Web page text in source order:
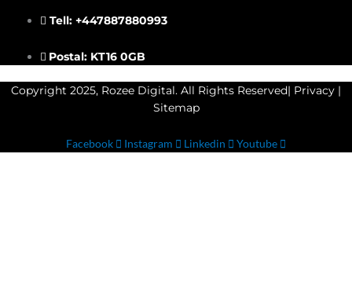
Tell: +447887880993
Postal: KT16 0GB
Copyright 2025, Rozee Digital. All Rights Reserved| Privacy |
Sitemap
Facebook Instagram Linkedin Youtube